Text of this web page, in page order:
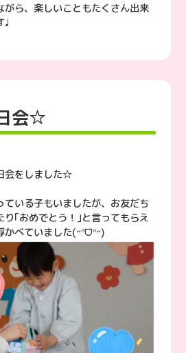
がら、楽しいこともたくさん出来
♩
会☆
会をしました☆
ている子もいましたが、お友だち
り｢おめでとう！｣と言ってもらえ
かべていました(˶ᐢᗜᐢ˶)